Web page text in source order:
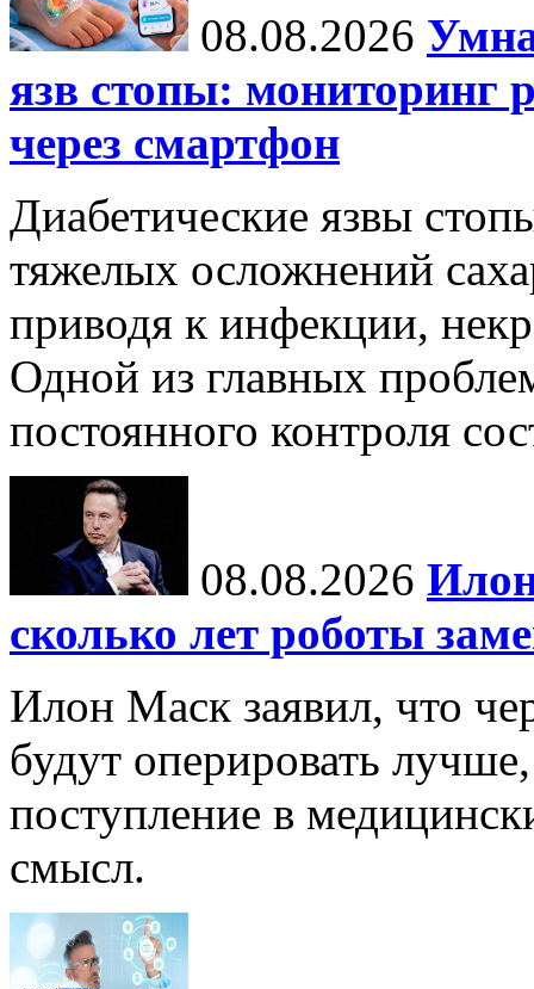
08.08.2026
язв стопы: мониторинг
через смартфон
Диабетические язвы
тяжелых осложнений
приводя к инфекции,
Одной из главных
постоянного контроля
08.08.2026
сколько лет роботы
Илон Маск заявил, что
будут оперировать
поступление в
смысл.